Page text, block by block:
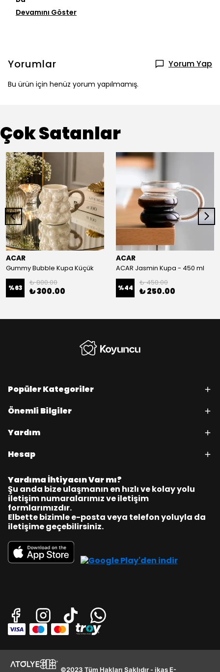
Devamını Göster
Yorumlar Yorum Yap
Bu ürün için henüz yorum yapılmamış.
Çok Satanlar
ACAR
Gummy Bubble Kupa Küçük
%63
₺ 800.00
₺ 300.00
ACAR
ACAR Jasmin Kupa - 450 ml
%44
₺ 450.00
₺ 250.00
Popüler Kategoriler
Önemli Bilgiler
Yardım
Hesap
Yardıma İhtiyacın Var mı?
Şu anda bize ulaşmanın en hızlı ve kolay yolu
iletişim numaralarımız ve iletişim
formlarımızdır.
Elbette bizimle e-posta veya telefon yoluyla da
iletişime geçebilirsiniz.
©2023 Tüm Hakları Saklıdır - ikas E-